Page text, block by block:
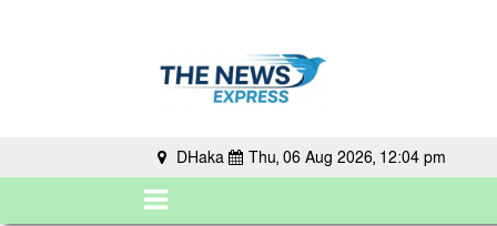
DHaka Thu, 06 Aug 2026, 12:04 pm